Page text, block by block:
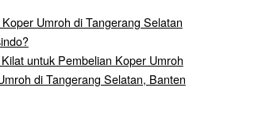
Umroh di Tangerang Selatan
untuk Pembelian Koper Umroh
di Tangerang Selatan, Banten